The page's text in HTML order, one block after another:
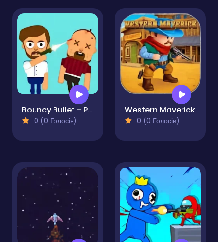
Bouncy Bullet - Physics Puzzles
0 (0 Голосів)
Western Maverick
0 (0 Голосів)